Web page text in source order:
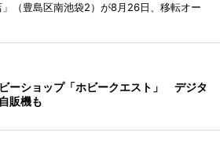
」（豊島区南池袋2）が8月26日、移転オー
ーショップ「ホビークエスト」 デジタ
販機も